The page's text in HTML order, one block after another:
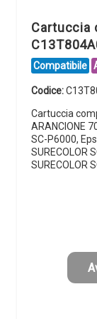
Cartuccia
Compatibile
Codice:
Cartuccia
ARANCIONE
SC-P6000,
SURECOLOR
SURECOLOR